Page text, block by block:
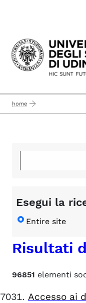
Passa al
home
Esegui la
Entire site
Risultati
96851 elementi
Accesso ai